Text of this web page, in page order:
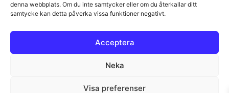
denna webbplats. Om du inte samtycker eller om du återkallar ditt
samtycke kan detta påverka vissa funktioner negativt.
Acceptera
Neka
Visa preferenser
f ◎
Trygga betalningar
Swish